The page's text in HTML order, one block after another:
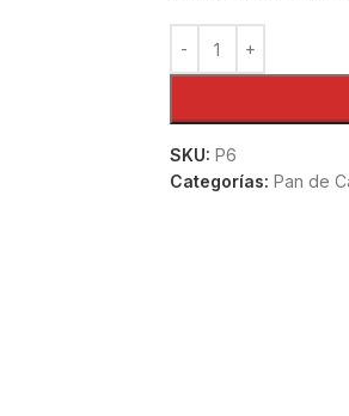
SKU: P6
Categorías: Pan de